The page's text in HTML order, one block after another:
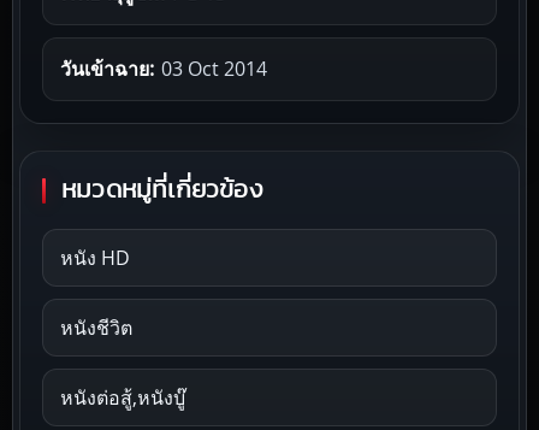
วันเข้าฉาย: 03 Oct 2014
หมวดหมู่ที่เกี่ยวข้อง
หนัง HD
หนังชีวิต
หนังต่อสู้,หนังบู๊